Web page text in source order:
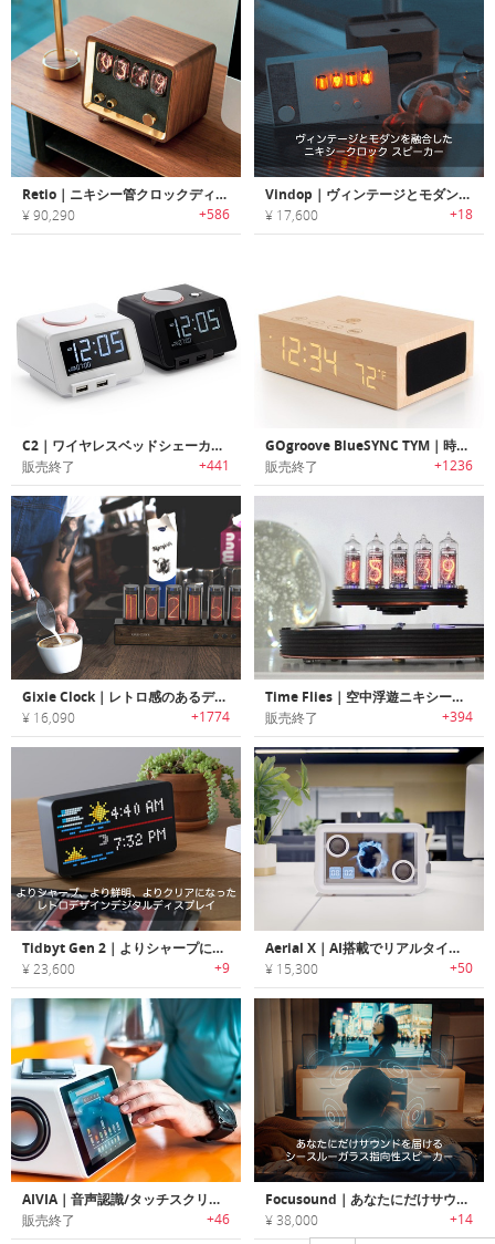
Retio｜ニキシー管クロックディスプレイが美しいレトロデザインHiFiスピーカー「レティオ」
¥ 90,290 +586
Vindop｜ヴィンテージとモダンを融合したニキシークロック スピーカー「ヴィンドロップ」
¥ 17,600 +18
C2｜ワイヤレスベッドシェーカー機能搭載4イン1アラームクロック「シーツー」
販売終了 +441
GOgroove BlueSYNC TYM｜時計付き木製Bluetoothワイアレスステレオスピーカー
販売終了 +1236
Gixie Clock｜レトロ感のあるディスプレイが楽しめるニキシー管クロック「ギクシークロック」
¥ 16,090 +1774
Time Flies｜空中浮遊ニキシー管クロック「タイムフライズ」
販売終了 +394
Tidbyt Gen 2｜よりシャープに、より鮮明に、よりクリアになったレトロデザインデジタルディスプレイ
¥ 23,600 +9
Aerial X｜AI搭載でリアルタイムで歌詞を生成するデジタルフォトフレームとスピーカー
¥ 15,300 +50
AIVIA｜音声認識/タッチスクリーン/ワイヤレス充電機能搭載スマートスピーカー「エイビア」
販売終了 +46
Focusound｜あなたにだけサウンドを届けるシースルーガラス指向性スピーカー「フォーカサウンド」
¥ 38,000 +14